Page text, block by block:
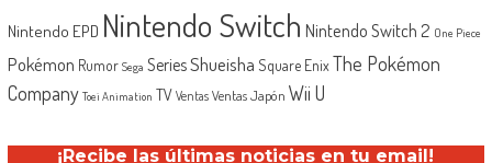
Nintendo EPD Nintendo Switch Nintendo Switch 2 One Piece
Pokémon Rumor Sega SeriesShueisha Square EnixThe Pokémon
Company Toei Animation TV Ventas Ventas Japón Wii U
¡Recibe las últimas noticias en tu email!